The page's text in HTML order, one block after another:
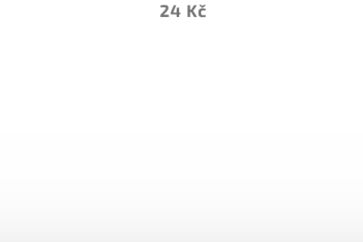
2 931 Kč